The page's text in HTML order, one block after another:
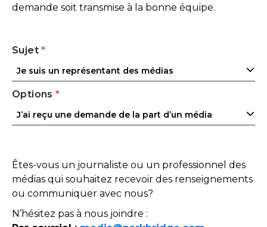
demande soit transmise à la bonne équipe.
Sujet*
Je suis un représentant des médias
Options*
J’ai reçu une demande de la part d’un média
Êtes-vous un journaliste ou un professionnel des
médias qui souhaitez recevoir des renseignements
ou communiquer avec nous?
N’hésitez pas à nous joindre :